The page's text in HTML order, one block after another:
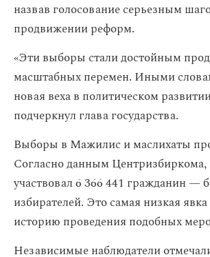
назвав голосование серьезным
продвижении реформ.
«Эти выборы стали достойным
масштабных перемен. Иными
новая веха в политическом
подчеркнул глава государства.
Выборы в Мажилис и маслихаты
Согласно данным Центризбиркома,
участвовал 6 366 441 гражданин —
избирателей. Это самая низкая
историю проведения подобных
Независимые наблюдатели